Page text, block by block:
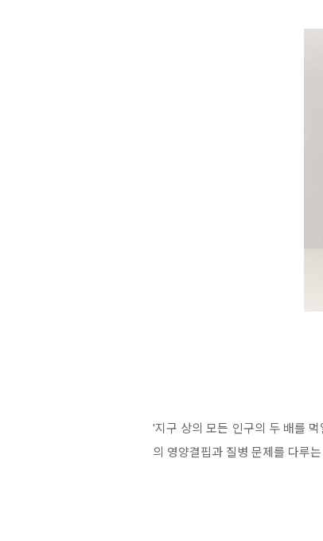
'지구 상의 모든 인구의 두 배를
의 영양결핍과 질병 문제를 다루